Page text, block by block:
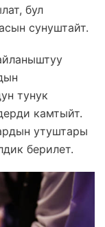
бул
сунуштайт.
тунук
камтыйт.
утуштары
берилет.